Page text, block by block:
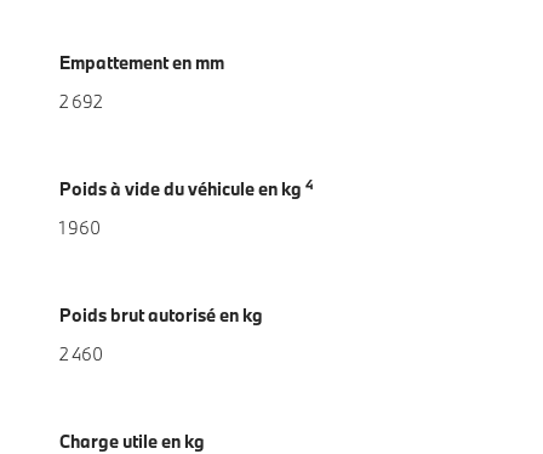
Empattement en mm
2 692
Poids à vide du véhicule en kg 4
1 960
Poids brut autorisé en kg
2 460
Charge utile en kg